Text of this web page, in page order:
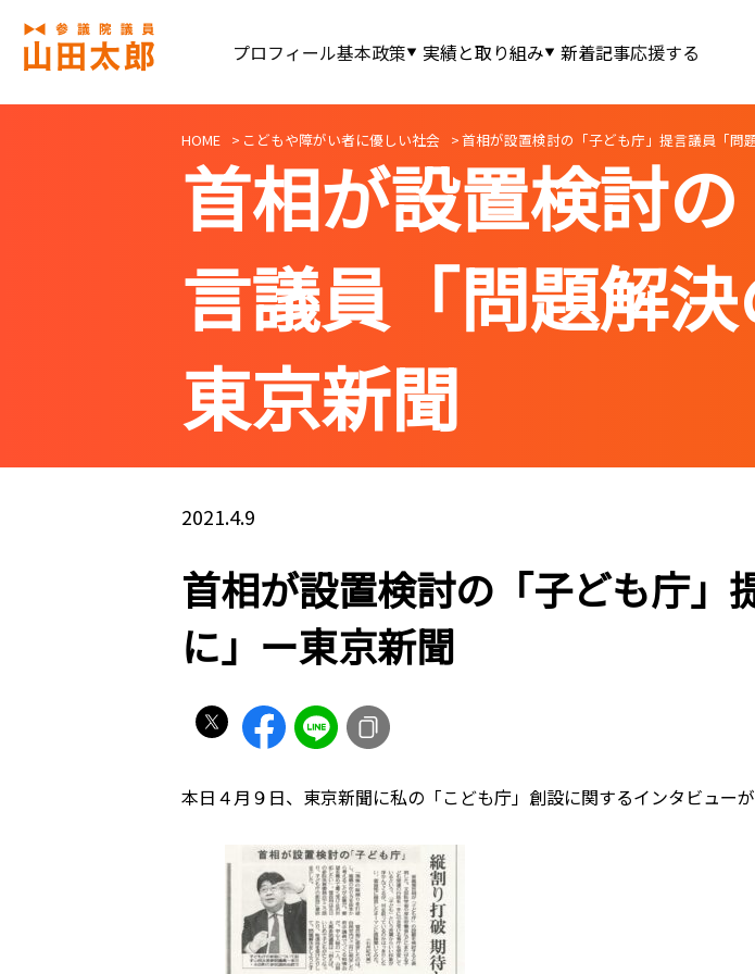
プロフィール基本政策 実績と取り組み 新着記事応援する
HOME こどもや障がい者に優しい社会 首相が設置検討の「子ども庁」提言議員「問
首相が設置検討
言議員「問題解
東京新聞
2021.4.9
首相が設置検討の「子ども庁」
に」ー東京新聞
本日４月９日、東京新聞に私の「こども庁」創設に関するインタビューが